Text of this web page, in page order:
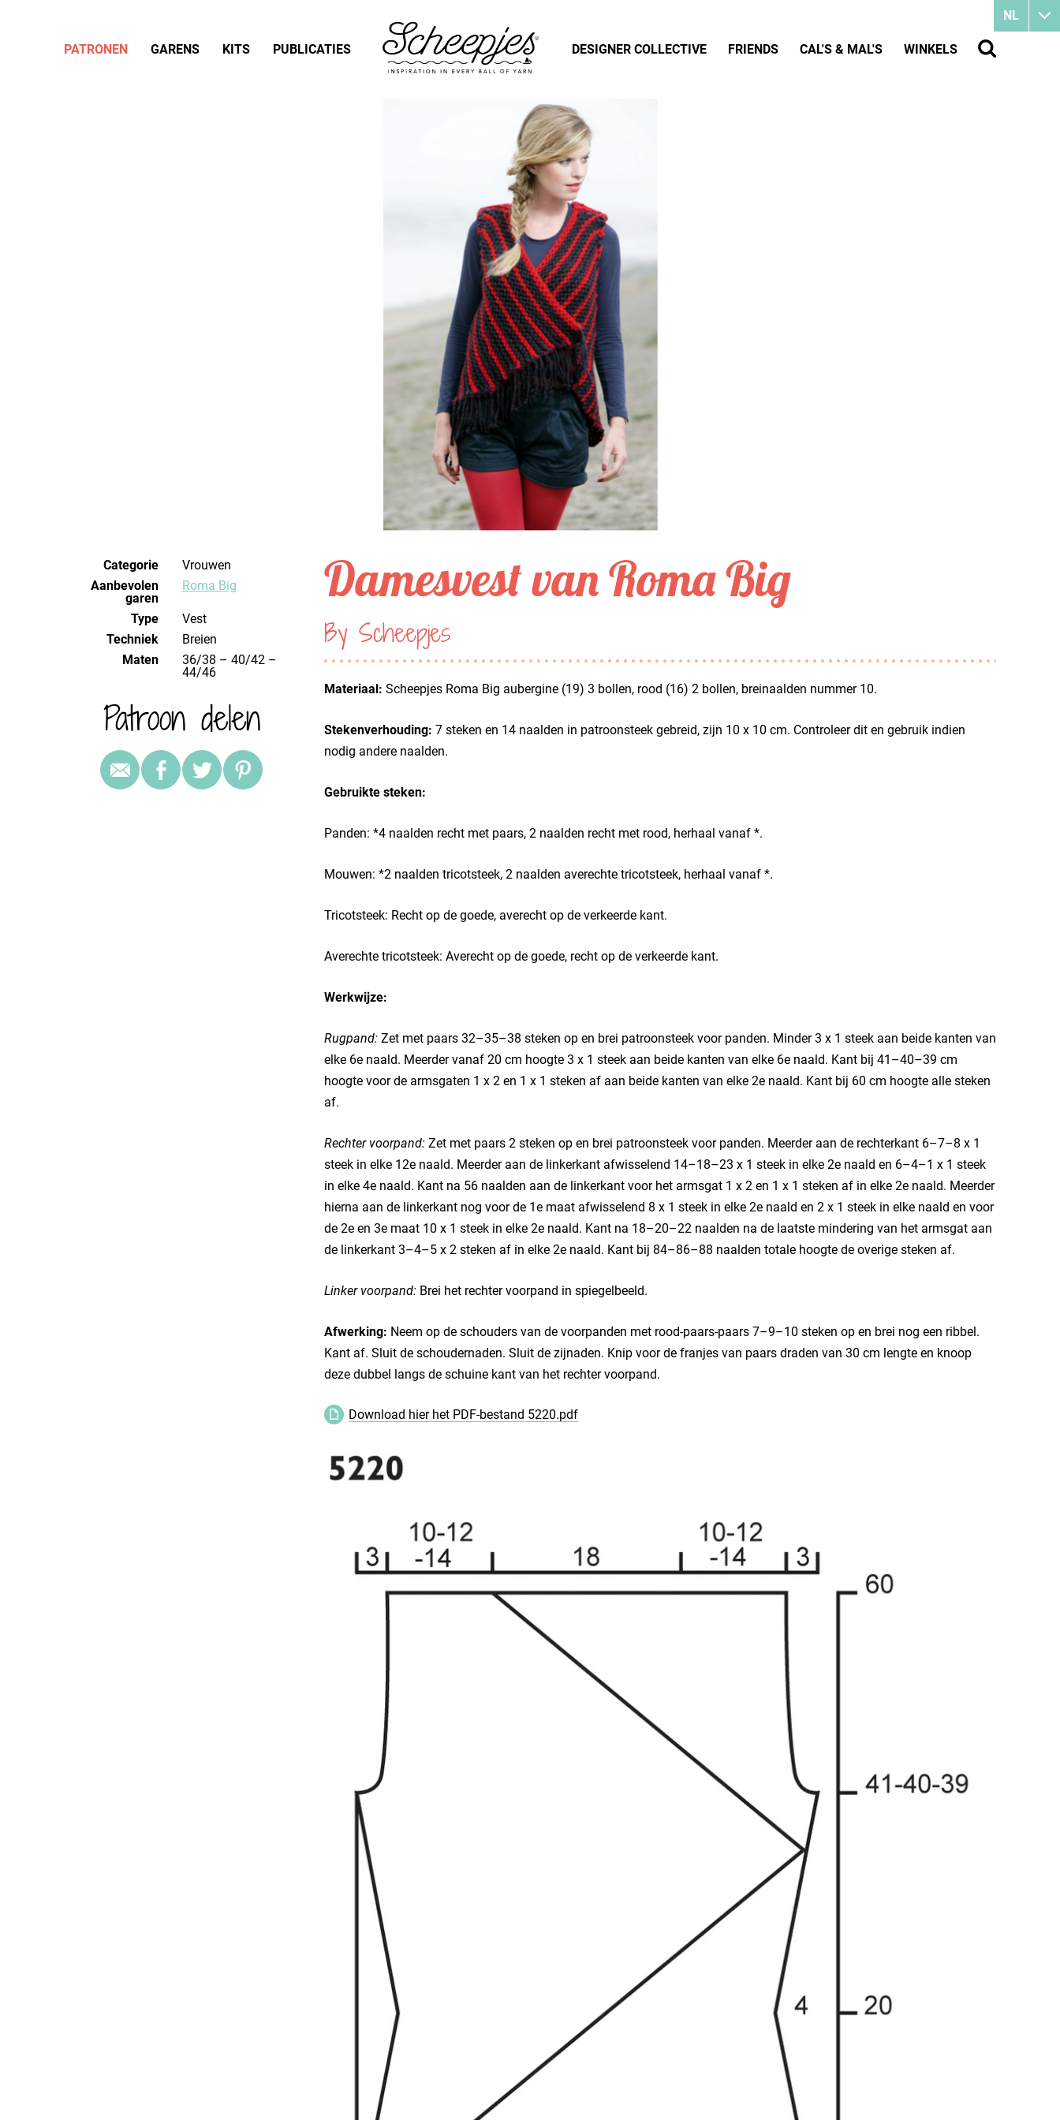
Categorie
Vrouwen
Aanbevolen
garen
Roma Big
Type
Vest
Techniek
breien
Maten
36/38 – 40/42 –
44/46
Patroon delen
Damesvest van Roma Big
By Scheepjes
Materiaal: Scheepjes Roma Big aubergine (19) 3 bollen, rood (16) 2 bollen, breinaalden nummer 10.
Stekenverhouding: 7 steken en 14 naalden in patroonsteek gebreid, zijn 10 x 10 cm. Controleer dit en gebruik indien
nodig andere naalden.
Gebruikte steken:
Panden: *4 naalden recht met paars, 2 naalden recht met rood, herhaal vanaf *.
Mouwen: *2 naalden tricotsteek, 2 naalden averechte tricotsteek, herhaal vanaf *.
Tricotsteek: Recht op de goede, averecht op de verkeerde kant.
Averechte tricotsteek: Averecht op de goede, recht op de verkeerde kant.
Werkwijze:
Rugpand:Zet met paars 32–35–38 steken op en brei patroonsteek voor panden. Minder 3 x 1 steek aan beide kanten van
elke 6e naald. Meerder vanaf 20 cm hoogte 3 x 1 steek aan beide kanten van elke 6e naald. Kant bij 41–40–39 cm
hoogte voor de armsgaten 1 x 2 en 1 x 1 steken af aan beide kanten van elke 2e naald. Kant bij 60 cm hoogte alle steken
af.
Rechter voorpand:Zet met paars 2 steken op en brei patroonsteek voor panden. Meerder aan de rechterkant 6–7–8 x 1
steek in elke 12e naald. Meerder aan de linkerkant afwisselend 14–18–23 x 1 steek in elke 2e naald en 6–4–1 x 1 steek
in elke 4e naald. Kant na 56 naalden aan de linkerkant voor het armsgat 1 x 2 en 1 x 1 steken af in elke 2e naald. Meerder
hierna aan de linkerkant nog voor de 1e maat afwisselend 8 x 1 steek in elke 2e naald en 2 x 1 steek in elke naald en voor
de 2e en 3e maat 10 x 1 steek in elke 2e naald. Kant na 18–20–22 naalden na de laatste mindering van het armsgat aan
de linkerkant 3–4–5 x 2 steken af in elke 2e naald. Kant bij 84–86–88 naalden totale hoogte de overige steken af.
Linker voorpand:Brei het rechter voorpand in spiegelbeeld.
Afwerking: Neem op de schouders van de voorpanden met rood-paars-paars 7–9–10 steken op en brei nog een ribbel.
Kant af. Sluit de schoudernaden. Sluit de zijnaden. Knip voor de franjes van paars draden van 30 cm lengte en knoop
deze dubbel langs de schuine kant van het rechter voorpand.
Download hier het PDF-bestand 5220.pdf
NL
PATRONEN GARENS KITS PUBLICATIES DESIGNER COLLECTIVE FRIENDS CAL'S & MAL'S WINKELS